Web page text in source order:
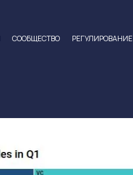
CООБЩЕСТВО РЕГУЛИРОВАНИЕ